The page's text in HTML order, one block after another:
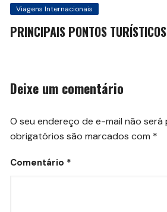
Viagens Internacionais
PRINCIPAIS PONTOS
Deixe um comentário
O seu endereço de e-mail não será
obrigatórios são marcados com *
Comentário *